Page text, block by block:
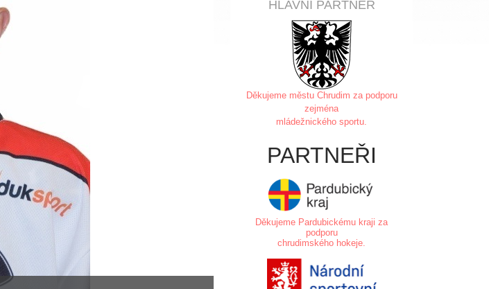
HLAVNÍ PARTNER
Děkujeme městu Chrudim za podporu
zejména
mládežnického sportu.
PARTNEŘI
Děkujeme Pardubickému kraji za
podporu
chrudimského hokeje.